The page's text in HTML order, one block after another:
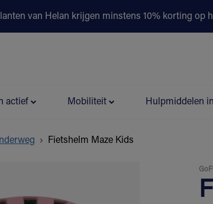
van Helan krijgen minstens 10% korting op
actief Mobiliteit Hulpmiddelen
Fietshelm Maze Kids